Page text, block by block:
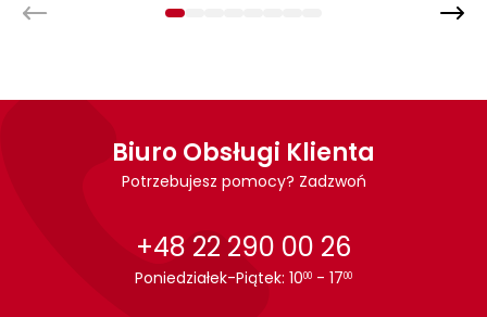
fronty z płyty MDF
samodzielnego montażu.
Cechy charakterystyczne
55 cm
98 cm
Biuro Obsługi Klienta
Potrzebujesz pomocy? Zadzwoń
+48 22 290 00 26
Poniedziałek-Piątek: 1000 - 1700